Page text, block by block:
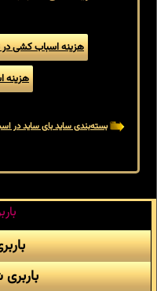
هزینه اسباب کشی در
هزینه
بسته‌بندی ساید بای ساید در